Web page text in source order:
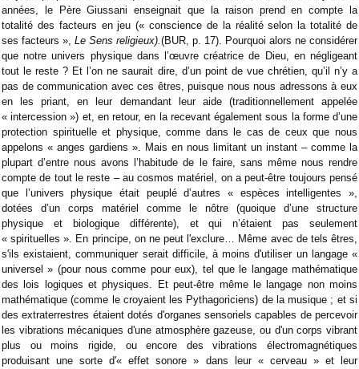
années, le Père Giussani enseignait que la raison prend en compte la
totalité des facteurs en jeu (« conscience de la réalité selon la totalité de
ses facteurs », Le Sens religieux).(BUR, p. 17). Pourquoi alors ne considérer
que notre univers physique dans l’œuvre créatrice de Dieu, en négligeant
tout le reste ? Et l’on ne saurait dire, d’un point de vue chrétien, qu’il n’y a
pas de communication avec ces êtres, puisque nous nous adressons à eux
en les priant, en leur demandant leur aide (traditionnellement appelée
« intercession ») et, en retour, en la recevant également sous la forme d’une
protection spirituelle et physique, comme dans le cas de ceux que nous
appelons « anges gardiens ». Mais en nous limitant un instant – comme la
plupart d’entre nous avons l’habitude de le faire, sans même nous rendre
compte de tout le reste – au cosmos matériel, on a peut-être toujours pensé
que l’univers physique était peuplé d’autres « espèces intelligentes »,
dotées d’un corps matériel comme le nôtre (quoique d’une structure
physique et biologique différente), et qui n’étaient pas seulement
« spirituelles ». En principe, on ne peut l'exclure… Même avec de tels êtres,
s'ils existaient, communiquer serait difficile, à moins d'utiliser un langage «
universel » (pour nous comme pour eux), tel que le langage mathématique
des lois logiques et physiques. Et peut-être même le langage non moins
mathématique (comme le croyaient les Pythagoriciens) de la musique ; et si
des extraterrestres étaient dotés d'organes sensoriels capables de percevoir
les vibrations mécaniques d'une atmosphère gazeuse, ou d'un corps vibrant
plus ou moins rigide, ou encore des vibrations électromagnétiques
produisant une sorte d'« effet sonore » dans leur « cerveau » et leur